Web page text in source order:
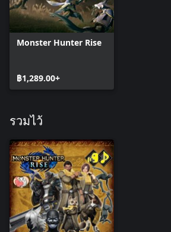
Monster Hunter Rise
฿1,289.00+
รวมไว้